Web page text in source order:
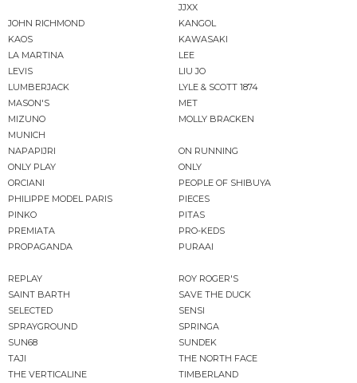
JJXX
JOHN RICHMOND
KANGOL
KAOS
KAWASAKI
LA MARTINA
LEE
LEVIS
LIU JO
LUMBERJACK
LYLE & SCOTT 1874
MASON'S
MET
MIZUNO
MOLLY BRACKEN
MUNICH
NAPAPIJRI
ON RUNNING
ONLY PLAY
ONLY
ORCIANI
PEOPLE OF SHIBUYA
PHILIPPE MODEL PARIS
PIECES
PINKO
PITAS
PREMIATA
PRO-KEDS
PROPAGANDA
PURAAI
REPLAY
ROY ROGER'S
SAINT BARTH
SAVE THE DUCK
SELECTED
SENSI
SPRAYGROUND
SPRINGA
SUN68
SUNDEK
TAJI
THE NORTH FACE
THE VERTICALINE
TIMBERLAND